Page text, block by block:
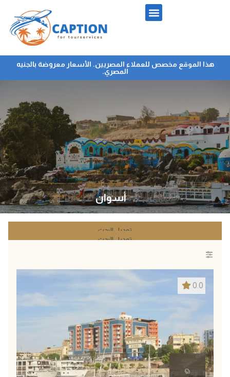
هذا الموقع مخصص للعملاء المصريين. الأسعار معروضة بالجنيه
المصري.
أسوان
تعديل البحث
تعديل البحث
0.0